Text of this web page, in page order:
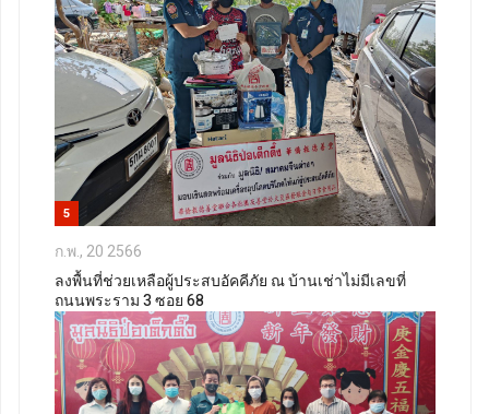
5
ก.พ., 20 2566
ลงพื้นที่ช่วยเหลือผู้ประสบอัคคีภัย ณ บ้านเช่าไม่มีเลขที่
ถนนพระราม 3 ซอย 68